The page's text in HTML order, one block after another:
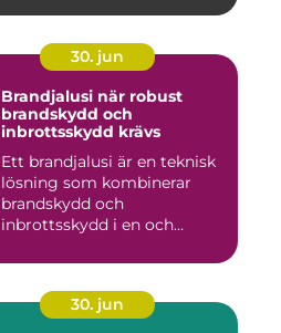
30. jun
Brandjalusi när robust
brandskydd och
inbrottsskydd krävs
Ett brandjalusi är en teknisk
lösning som kombinerar
brandskydd och
inbrottsskydd i en och
30. jun